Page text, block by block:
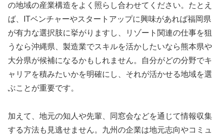
の地域の産業構造をよく照らし合わせてください。たとえ
ば、ITベンチャーやスタートアップに興味があれば福岡県
が有力な選択肢に挙がりますし、リゾート関連の仕事を狙
うなら沖縄県、製造業でスキルを活かしたいなら熊本県や
大分県が候補になるかもしれません。自分がどの分野でキ
ャリアを積みたいかを明確にし、それが活かせる地域を選
ぶことが重要です。
加えて、地元の知人や先輩、同窓会などを通じて情報収集
する方法も見逃せません。九州の企業は地元志向やコミュ